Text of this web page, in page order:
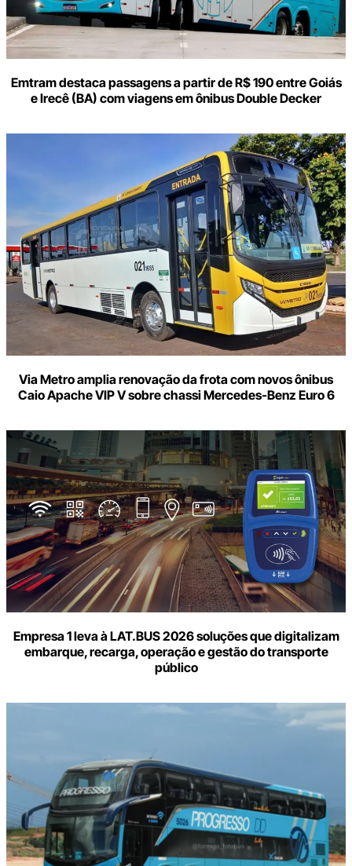
Emtram destaca passagens a partir de R$ 190 entre Goiás
e Irecê (BA) com viagens em ônibus Double Decker
Via Metro amplia renovação da frota com novos ônibus
Caio Apache VIP V sobre chassi Mercedes-Benz Euro 6
Empresa 1 leva à LAT.BUS 2026 soluções que digitalizam
embarque, recarga, operação e gestão do transporte
público